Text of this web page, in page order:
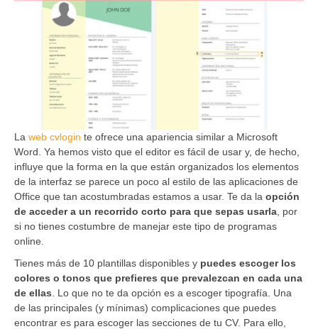
La web cvlogin te ofrece una apariencia similar a Microsoft
Word. Ya hemos visto que el editor es fácil de usar y, de hecho,
influye que la forma en la que están organizados los elementos
de la interfaz se parece un poco al estilo de las aplicaciones de
Office que tan acostumbradas estamos a usar. Te da la opción
de acceder a un recorrido corto para que sepas usarla , por
si no tienes costumbre de manejar este tipo de programas
online.
Tienes más de 10 plantillas disponibles y puedes escoger los
colores o tonos que prefieres que prevalezcan en cada una
de ellas . Lo que no te da opción es a escoger tipografía. Una
de las principales (y mínimas) complicaciones que puedes
encontrar es para escoger las secciones de tu CV. Para ello,